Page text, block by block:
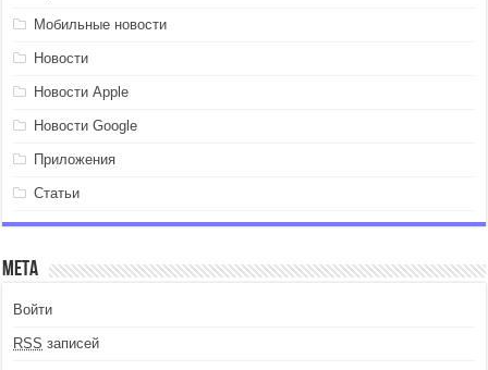
Мобильные новости
Новости
Новости Apple
Новости Google
Приложения
Статьи
Мета
Войти
RSS записей